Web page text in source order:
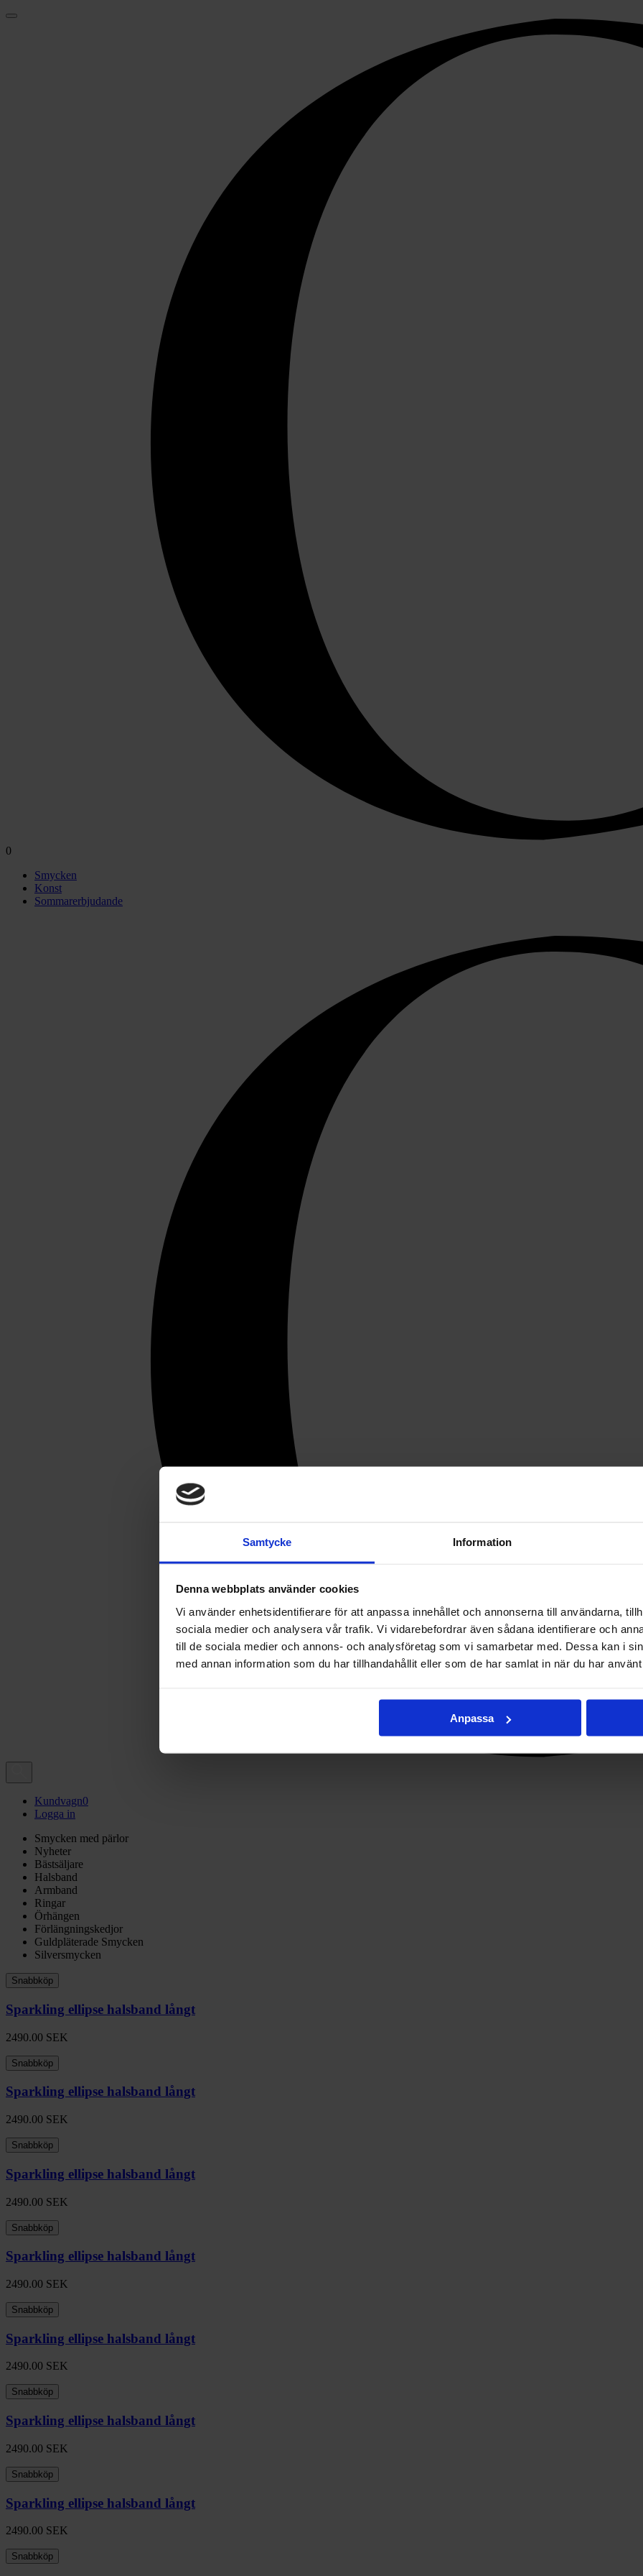
Samtycke Information
Denna webbplats använder cookies
Vi använder enhetsidentifierare för att anpassa innehållet och annonserna till användarna,
sociala medier och analysera vår trafik. Vi vidarebefordrar även sådana identifierare och
till de sociala medier och annons- och analysföretag som vi samarbetar med. Dessa kan i
med annan information som du har tillhandahållit eller som de har samlat in när du har
Anpassa
0
Smycken
Konst
Sommarerbjudande
Kundvagn0
Logga in
Smycken med pärlor
Nyheter
Bästsäljare
Halsband
Armband
Ringar
Örhängen
Förlängningskedjor
Guldpläterade Smycken
Silversmycken
Snabbköp
Sparkling ellipse halsband långt
2490.00 SEK
Snabbköp
Sparkling ellipse halsband långt
2490.00 SEK
Snabbköp
Sparkling ellipse halsband långt
2490.00 SEK
Snabbköp
Sparkling ellipse halsband långt
2490.00 SEK
Snabbköp
Sparkling ellipse halsband långt
2490.00 SEK
Snabbköp
Sparkling ellipse halsband långt
2490.00 SEK
Snabbköp
Sparkling ellipse halsband långt
2490.00 SEK
Snabbköp